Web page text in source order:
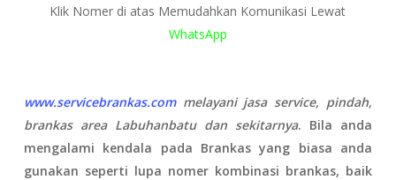
Klik Nomer di atas Memudahkan Komunikasi Lewat
WhatsApp
www.servicebrankas.commelayani jasa service, pindah,
brankas area Labuhanbatu dan sekitarnya. Bila anda
mengalami kendala pada Brankas yang biasa anda
gunakan seperti lupa nomer kombinasi brankas, baik